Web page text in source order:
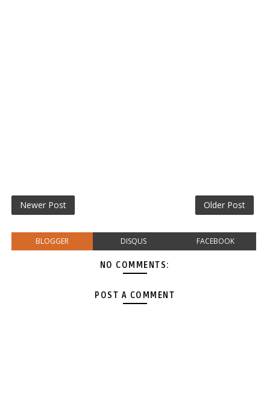
Newer Post Older Post
BLOGGER DISQUS FACEBOOK
NO COMMENTS:
POST A COMMENT